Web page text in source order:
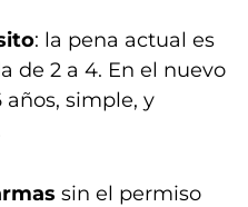
: la pena actual es
de 2 a 4. En el nuevo
simple, y
sin el permiso